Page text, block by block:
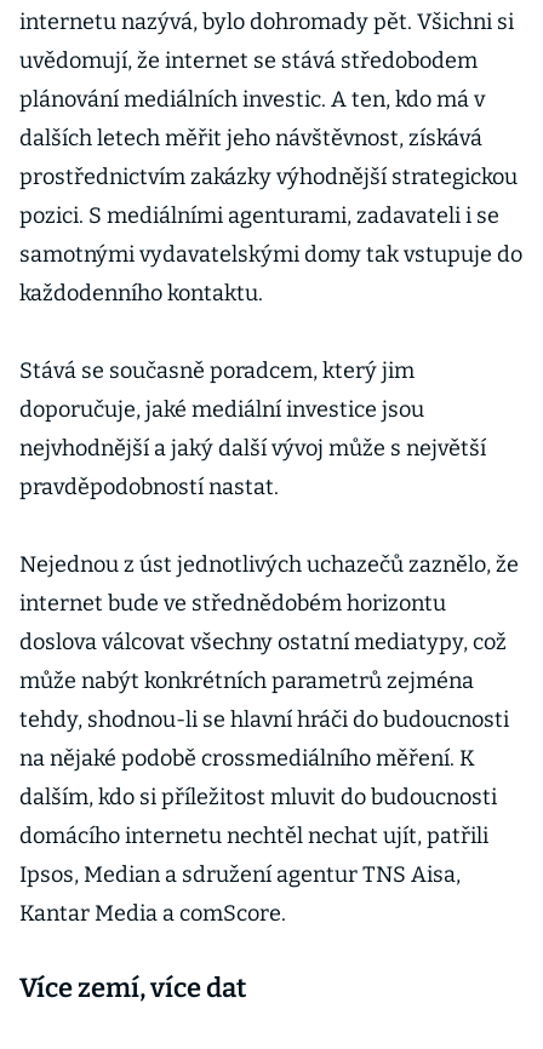
internetu nazývá, bylo dohromady pět. Všichni si
uvědomují, že internet se stává středobodem
plánování mediálních investic. A ten, kdo má v
dalších letech měřit jeho návštěvnost, získává
prostřednictvím zakázky výhodnější strategickou
pozici. S mediálními agenturami, zadavateli i se
samotnými vydavatelskými domy tak vstupuje do
každodenního kontaktu.
Stává se současně poradcem, který jim
doporučuje, jaké mediální investice jsou
nejvhodnější a jaký další vývoj může s největší
pravděpodobností nastat.
Nejednou z úst jednotlivých uchazečů zaznělo, že
internet bude ve střednědobém horizontu
doslova válcovat všechny ostatní mediatypy, což
může nabýt konkrétních parametrů zejména
tehdy, shodnou-li se hlavní hráči do budoucnosti
na nějaké podobě crossmediálního měření. K
dalším, kdo si příležitost mluvit do budoucnosti
domácího internetu nechtěl nechat ujít, patřili
Ipsos, Median a sdružení agentur TNS Aisa,
Kantar Media a comScore.
Více zemí, více dat